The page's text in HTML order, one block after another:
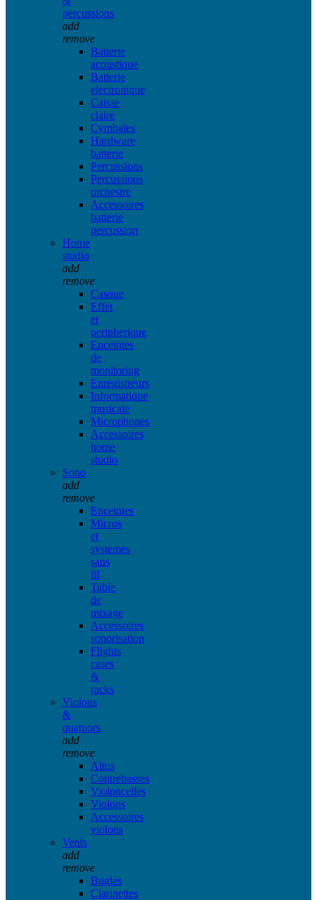
percussions
add
remove
Batterie
acoustique
Batterie
electronique
Caisse
claire
Cymbales
Hardware
batterie
Percussions
Percussions
orchestre
Accessoires
batterie
percussion
Home
studio
add
remove
Casque
Effet
et
peripherique
Enceintes
de
monitoring
Enregistreurs
Informatique
musicale
Microphones
Accessoires
home
studio
Sono
add
remove
Enceintes
Micros
et
systemes
sans
fil
Table
de
mixage
Accessoires
sonorisation
Flights
cases
&
racks
Violons
&
quatuors
add
remove
Altos
Contrebasses
Violoncelles
Violons
Accessoires
violons
Vents
add
remove
Bugles
Clarinettes